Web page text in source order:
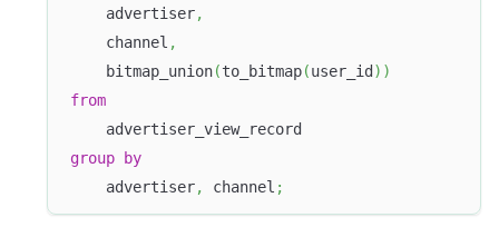
    advertiser
,
    channel
,
    bitmap_union
(to_bitmap(user_id ) )
from
    advertiser_view_record
group
by
    advertiser
, channel ;